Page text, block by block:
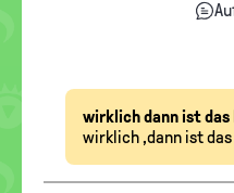
wirklich dann ist das
wirklich ,dann ist das